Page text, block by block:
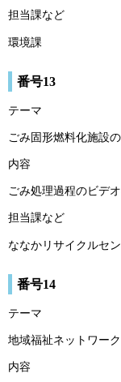
担当課など
環境課
番号13
テーマ
ごみ固形燃料化施設
内容
ごみ処理過程のビデ
担当課など
ななかリサイクルセ
番号14
テーマ
地域福祉ネットワー
内容